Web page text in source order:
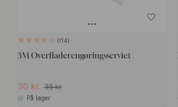
114
3M Overfladerengøringsserviet
30 kr. 35 kr.
På lager